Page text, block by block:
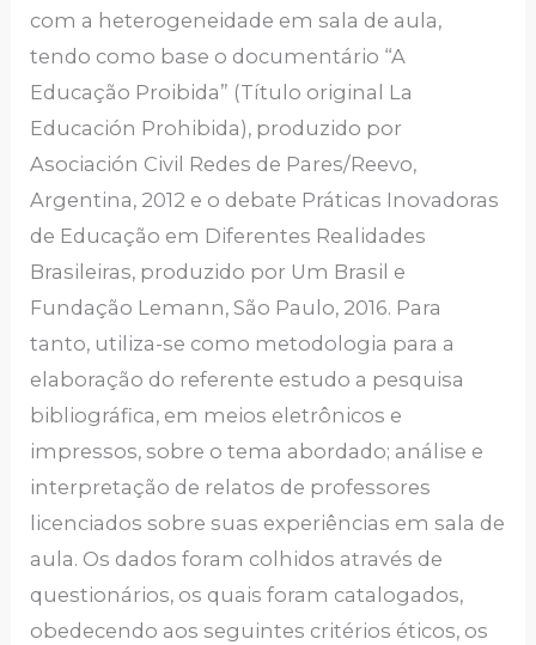
com a heterogeneidade em sala de aula,
tendo como base o documentário “A
Educação Proibida” (Título original La
Educación Prohibida), produzido por
Asociación Civil Redes de Pares/Reevo,
Argentina, 2012 e o debate Práticas Inovadoras
de Educação em Diferentes Realidades
Brasileiras, produzido por Um Brasil e
Fundação Lemann, São Paulo, 2016. Para
tanto, utiliza-se como metodologia para a
elaboração do referente estudo a pesquisa
bibliográfica, em meios eletrônicos e
impressos, sobre o tema abordado; análise e
interpretação de relatos de professores
licenciados sobre suas experiências em sala de
aula. Os dados foram colhidos através de
questionários, os quais foram catalogados,
obedecendo aos seguintes critérios éticos, os